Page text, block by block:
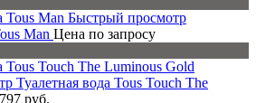
Быстрый просмотр
Man Цена по запросу
Туалетная вода Tous Touch The
руб.